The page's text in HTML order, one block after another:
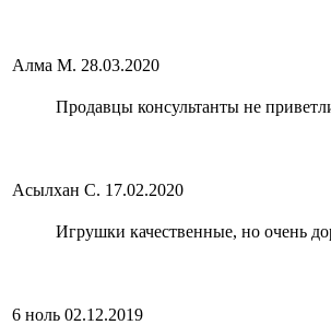
Алма М. 28.03.2020
Продавцы консультанты не
Асылхан С. 17.02.2020
Игрушки качественные, но очень
6 ноль 02.12.2019